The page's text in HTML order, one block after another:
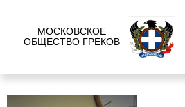
МОСКОВСКОЕ
ОБЩЕСТВО ГРЕКОВ